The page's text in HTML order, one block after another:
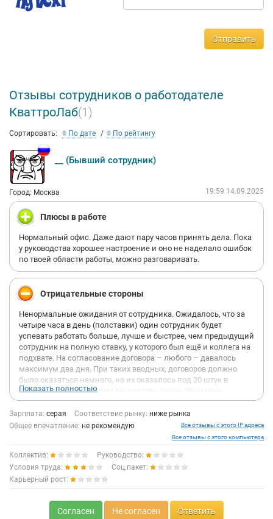
Отправить
Отзывы сотрудников о работодателе
КваттроЛаб(1)
Сортировать: По дате По рейтингу
__ (Бывший сотрудник)
Город: Москва 19:59 14.09.2025
Плюсы в работе
Нормальный офис. Даже дают пару часов принять дела. Пока
у руководства хорошее настроение и оно не наделало ошибок
по твоей области работы, можно разговаривать.
Отрицательные стороны
Ненормальные ожидания от сотрудника. Ожидалось, что за
четыре часа в день (полставки) один сотрудник будет
успевать работать больше, лучше и быстрее, чем предыдущий
сотрудник на полную ставку, у которого был ещё и коллега на
подхвате. На согласование договора – любого – давалось
максимум два дня. При таких вводных, договоров должно
было оказаться немного, но их оказалось под 20 штук в
первые же три дня, плюс множество очень объёмных
вопросов не на один час работы. В день я согласовывала по
одному договору, плюс успевала сделать ещё вопросы, плюс
приходилось постоянно отслеживать задачи в трекере, плюс
созвоны, и так далее. Дедлайнов не нарушала, какой срок
стоял, в такой и делала. При том, что некоторые договоры
нужно было просто отредактировать, а некоторые – делать
практически с нуля, а это очень разные по времени задачи.
Огромные проблемы с документооборотом. Я попросила
всего одну вещь: чтобы инициатор сразу писал/а, что он/а
хочет видеть в договоре. Без пожеланий в бизнесовой части
Показать полностью
Зарплата: серая Соответствие рынку: ниже рынка
Общее впечатление: не рекомендую
Все отзывы с этого IP адреса
Все отзывы с этого компьютера
Коллектив:
Руководство:
Условия труда:
Соц.пакет:
Карьерный рост:
Согласен Не согласен Ответить